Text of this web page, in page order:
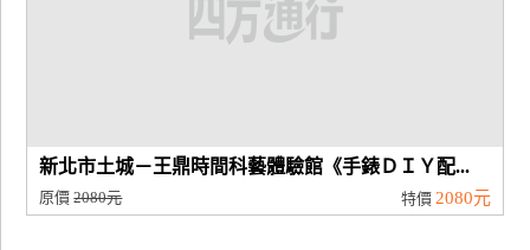
新北市土城－王鼎時間科藝體驗館《手錶ＤＩＹ配...
原價2080元 特價 2080元